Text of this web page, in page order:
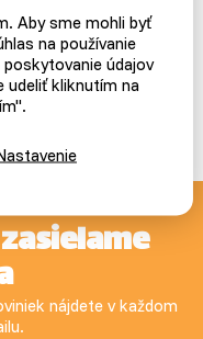
nájdete v každom
Aby sme mohli byť
na používanie
údajov
kliknutím na